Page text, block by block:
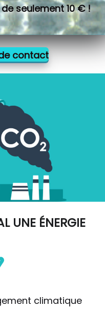
seulement 10 € !
contact
UNE ÉNERGIE
climatique